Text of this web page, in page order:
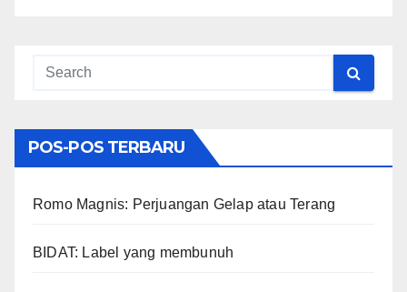
POS-POS TERBARU
Romo Magnis: Perjuangan Gelap atau Terang
BIDAT: Label yang membunuh